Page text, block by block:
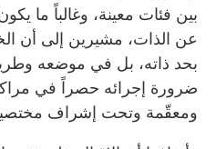
بين فئات معينة، وغالباً ما
عن الذات، مشيرين إلى أن
بحد ذاته، بل في موضعه
ضرورة إجرائه حصراً في
ومعقّمة وتحت إشراف